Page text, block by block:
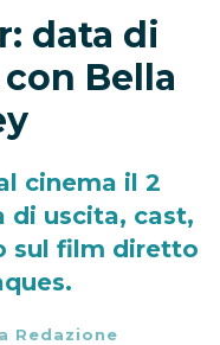
data di
Bella
cinema il 2
di uscita, cast,
sul film diretto
Redazione